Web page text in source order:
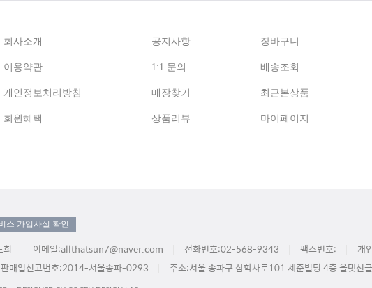
회사소개
이용약관
개인정보처리방침
회원혜택
공지사항
1:1 문의
매장찾기
상품리뷰
장바구니
배송조회
최근본상품
마이페이지
스 가입사실 확인
이메일:allthatsun7@naver.com 전화번호:02-568-9343 팩스번호:
개
매업신고번호:2014-서울송파-0293 주소:서울 송파구 삼학사로101 세준빌딩 4층 올댓선